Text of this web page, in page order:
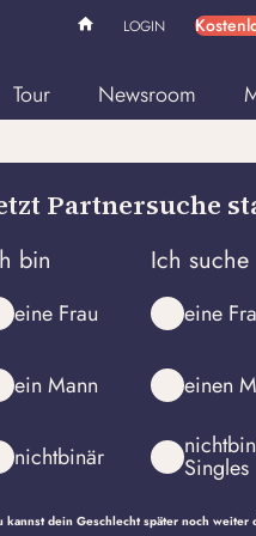
LOGIN
Tour Newsroom
Partnersuche
bin
eine Frau
ein Mann
nichtbinär
Ich suche
eine
einen
Singles
kannst dein Geschlecht später noch weiter